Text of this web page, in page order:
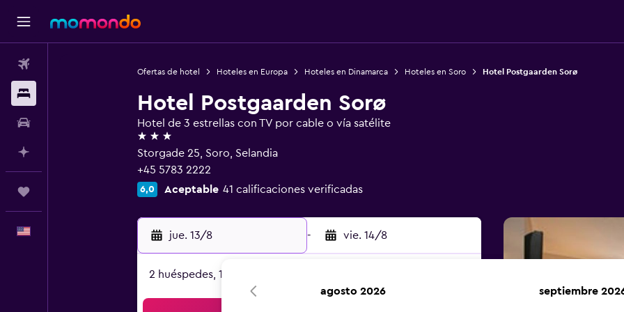
Ofertas de hotel Hoteles en Europa Hoteles en Dinamarca Hoteles en Soro Hotel Postgaarden Sorø
Hotel Postgaarden Sorø
Hotel de 3 estrellas con TV por cable o vía satélite
3 estrellas
Storgade 25, Soro, Selandia
+45 5783 2222
6,0 Aceptable 41 calificaciones verificadas
jue. 13/8 - vie. 14/8
2 huéspedes, 1 habitación
agosto 2026 septiembre